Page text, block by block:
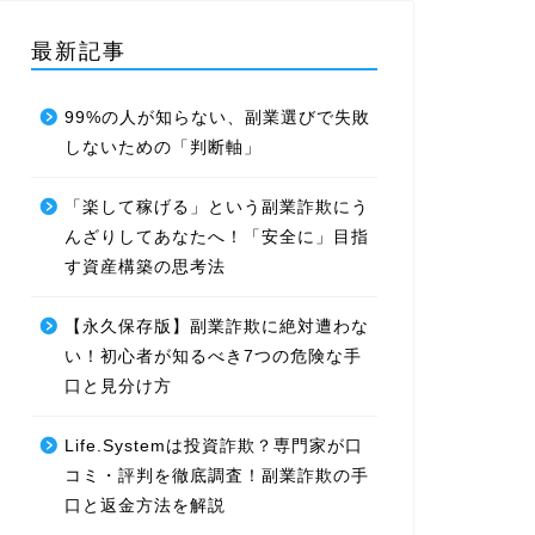
最新記事
99%の人が知らない、副業選びで失敗
しないための「判断軸」
「楽して稼げる」という副業詐欺にう
んざりしてあなたへ！「安全に」目指
す資産構築の思考法
【永久保存版】副業詐欺に絶対遭わな
い！初心者が知るべき7つの危険な手
口と見分け方
Life.Systemは投資詐欺？専門家が口
コミ・評判を徹底調査！副業詐欺の手
口と返金方法を解説